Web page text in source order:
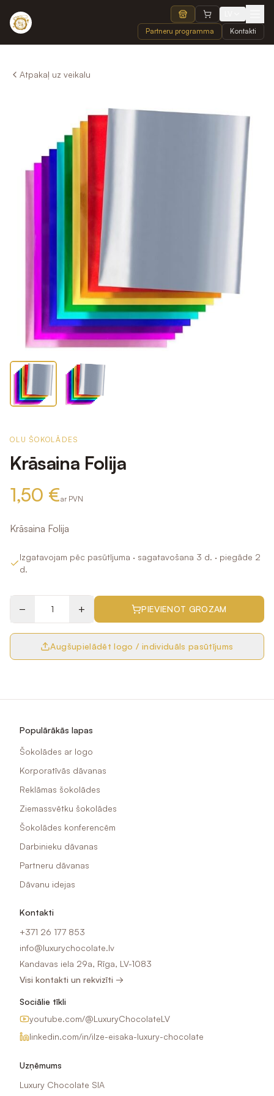
Partneru programma Kontakti
Atpakaļ uz veikalu
OLU ŠOKOLĀDES
Krāsaina Folija
1,50 €ar PVN
Krāsaina Folija
Izgatavojam pēc pasūtījuma · sagatavošana 3 d. · piegāde 2
d.
− + PIEVIENOT GROZAM
Augšupielādēt logo / individuāls pasūtījums
Populārākās lapas
Šokolādes ar logo
Korporatīvās dāvanas
Reklāmas šokolādes
Ziemassvētku šokolādes
Šokolādes konferencēm
Darbinieku dāvanas
Partneru dāvanas
Dāvanu idejas
Kontakti
+371 26 177 853
info@luxurychocolate.lv
Kandavas iela 29a, Rīga, LV-1083
Visi kontakti un rekvizīti →
Sociālie tīkli
youtube.com/@LuxuryChocolateLV
linkedin.com/in/ilze-eisaka-luxury-chocolate
Uzņēmums
Luxury Chocolate SIA